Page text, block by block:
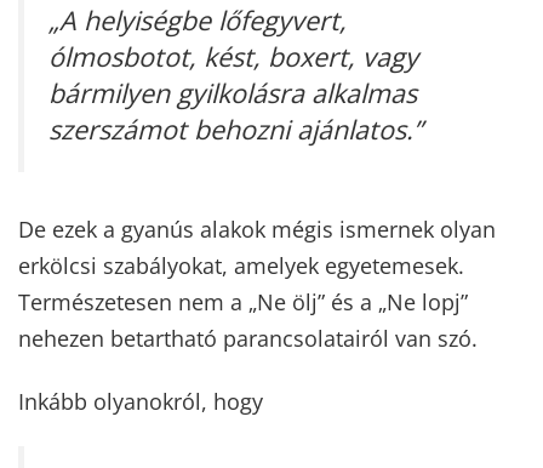
„A helyiségbe lőfegyvert,
ólmosbotot, kést, boxert, vagy
bármilyen gyilkolásra alkalmas
szerszámot behozni ajánlatos.”
De ezek a gyanús alakok mégis ismernek olyan
erkölcsi szabályokat, amelyek egyetemesek.
Természetesen nem a „Ne ölj” és a „Ne lopj”
nehezen betartható parancsolatairól van szó.
Inkább olyanokról, hogy